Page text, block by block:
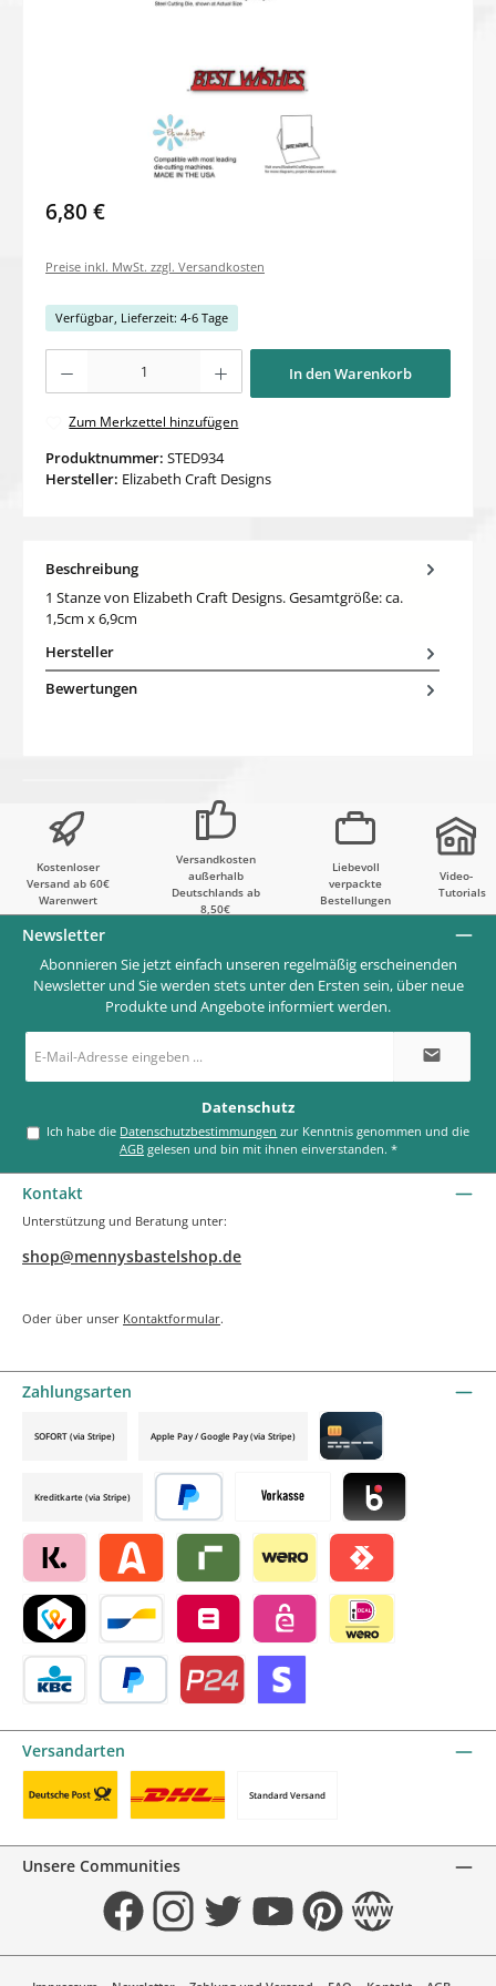
6,80 €
Preise inkl. MwSt. zzgl. Versandkosten
Verfügbar, Lieferzeit: 4-6 Tage
In den Warenkorb
Zum Merkzettel hinzufügen
Produktnummer: STED934
Hersteller: Elizabeth Craft Designs
Beschreibung
1 Stanze von Elizabeth Craft Designs. Gesamtgröße: ca.
1,5cm x 6,9cm
Hersteller
Bewertungen
Kostenloser
Versand ab 60€
Warenwert
Versandkosten
außerhalb
Deutschlands ab
8,50€
Liebevoll
verpackte
Bestellungen
Video-
Tutorials
Newsletter
Abonnieren Sie jetzt einfach unseren regelmäßig erscheinenden
Newsletter und Sie werden stets unter den Ersten sein, über neue
Produkte und Angebote informiert werden.
E-
Mail-
*
Datenschutz
Ich habe die Datenschutzbestimmungen
AGB gelesen und bin mit ihnen einverstanden.*
Kontakt
Unterstützung und Beratung unter:
shop@mennysbastelshop.de
Oder über unser Kontaktformular.
Zahlungsarten
Vorkasse Blik by mollie
Klarna by mollieAlma by mollieRiverty by mollie
Wero Satispay by mollie
TWINT by mollieBancontact by mollie
Belfius by mollieeps by mollie
SOFORT (via Stripe) Apple Pay / Google Pay (via Stripe)
Credit card by mollie
Kreditkarte (via Stripe)
Später bezahlen
Versandarten
Standard Versand
Unsere Communities
FacebookInstagramTwitter YouTubePinterestWebsite